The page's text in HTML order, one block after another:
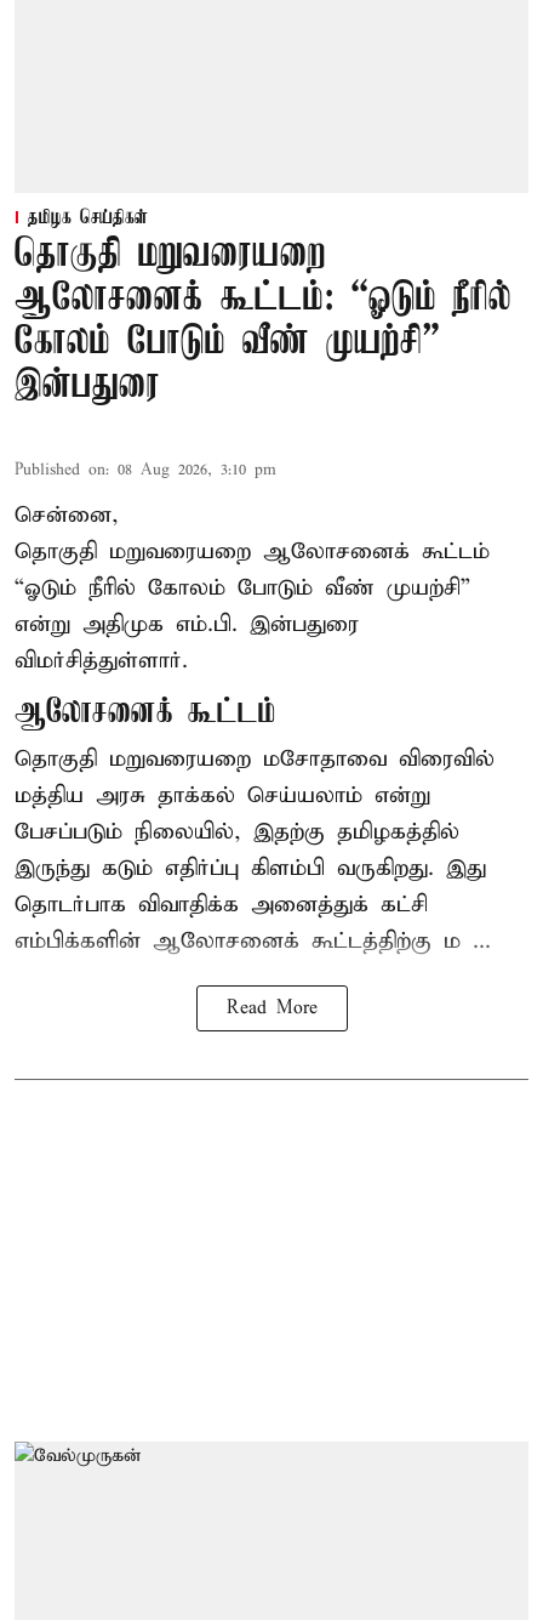
தமிழக செய்திகள்
தொகுதி மறுவரையறை
ஆலோசனைக் கூட்டம்: “ஓடும் நீரில்
கோலம் போடும் வீண் முயற்சி” –
இன்பதுரை
Published on: 08 Aug 2026, 3:10 pm
சென்னை,
தொகுதி மறுவரையறை ஆலோசனைக் கூட்டம்
“ஓடும் நீரில் கோலம் போடும் வீண் முயற்சி”
என்று அதிமுக எம்.பி. இன்பதுரை
விமர்சித்துள்ளார்.
ஆலோசனைக் கூட்டம்
தொகுதி மறுவரையறை மசோதாவை விரைவில்
மத்திய அரசு தாக்கல் செய்யலாம் என்று
பேசப்படும் நிலையில், இதற்கு தமிழகத்தில்
இருந்து கடும் எதிர்ப்பு கிளம்பி வருகிறது. இது
தொடர்பாக விவாதிக்க அனைத்துக் கட்சி
எம்பிக்களின் ஆலோசனைக் கூட்டத்திற்கு ம ...
Read More